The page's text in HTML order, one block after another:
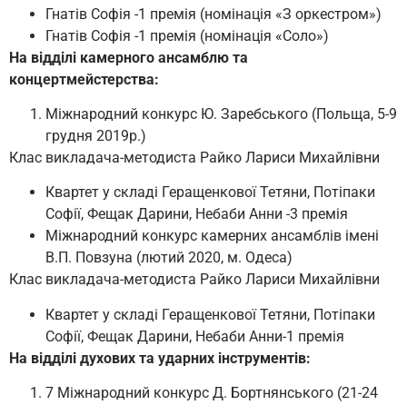
Гнатів Софія -1 премія (номінація «З оркестром»)
Гнатів Софія -1 премія (номінація «Соло»)
На відділі камерного ансамблю та
концертмейстерства:
Міжнародний конкурс Ю. Заребського (Польща, 5-9
грудня 2019р.)
Клас викладача-методиста Райко Лариси Михайлівни
Квартет у складі Геращенкової Тетяни, Потіпаки
Софії, Фещак Дарини, Небаби Анни -3 премія
Міжнародний конкурс камерних ансамблів імені
В.П. Повзуна (лютий 2020, м. Одеса)
Клас викладача-методиста Райко Лариси Михайлівни
Квартет у складі Геращенкової Тетяни, Потіпаки
Софії, Фещак Дарини, Небаби Анни-1 премія
На відділі духових та ударних інструментів:
7 Міжнародний конкурс Д. Бортнянського (21-24